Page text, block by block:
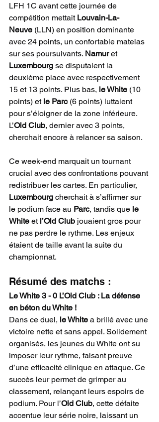
LFH 1C avant cette journée de
compétition mettait Louvain-La-
Neuve (LLN) en position dominante
avec 24 points, un confortable matelas
sur ses poursuivants. Namur et
Luxembourg se disputaient la
deuxième place avec respectivement
15 et 13 points. Plus bas, le White (10
points) et le Parc (6 points) luttaient
pour s’éloigner de la zone inférieure.
L’Old Club, dernier avec 3 points,
cherchait encore à relancer sa saison.
Ce week-end marquait un tournant
crucial avec des confrontations pouvant
redistribuer les cartes. En particulier,
Luxembourg cherchait à s’affirmer sur
le podium face au Parc, tandis que le
White et l’Old Club jouaient gros pour
ne pas perdre le rythme. Les enjeux
étaient de taille avant la suite du
championnat.
Résumé des matchs :
Le White 3 - 0 L’Old Club : La défense
en béton du White !
Dans ce duel, le White a brillé avec une
victoire nette et sans appel. Solidement
organisés, les jeunes du White ont su
imposer leur rythme, faisant preuve
d’une efficacité clinique en attaque. Ce
succès leur permet de grimper au
classement, relançant leurs espoirs de
podium. Pour l’Old Club, cette défaite
accentue leur série noire, laissant un